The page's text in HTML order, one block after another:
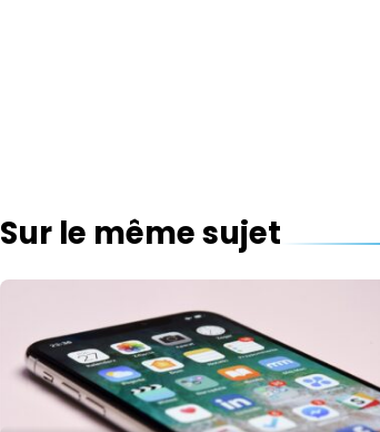
Sur le même sujet